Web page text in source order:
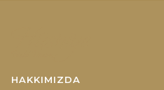
HAKKIMIZDA